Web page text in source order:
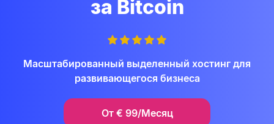
за Bitcoin
Масштабированный выделенный хостинг для
развивающегося бизнеса
От € 99/Месяц